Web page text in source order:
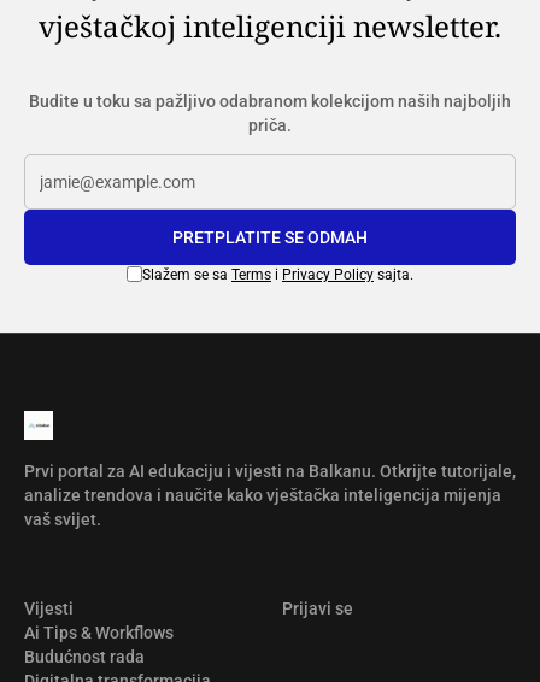
vještačkoj inteligenciji newsletter.
Budite u toku sa pažljivo odabranom kolekcijom naših najboljih
priča.
PRETPLATITE SE ODMAH
Slažem se sa Terms i Privacy Policy sajta.
Prvi portal za AI edukaciju i vijesti na Balkanu. Otkrijte tutorijale,
analize trendova i naučite kako vještačka inteligencija mijenja
vaš svijet.
Vijesti
Ai Tips & Workflows
Budućnost rada
Prijavi se